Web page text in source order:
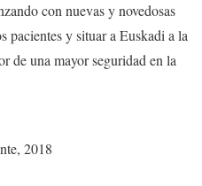
con nuevas y novedosas
pacientes y situar a Euskadi a la
de una mayor seguridad en la
2018